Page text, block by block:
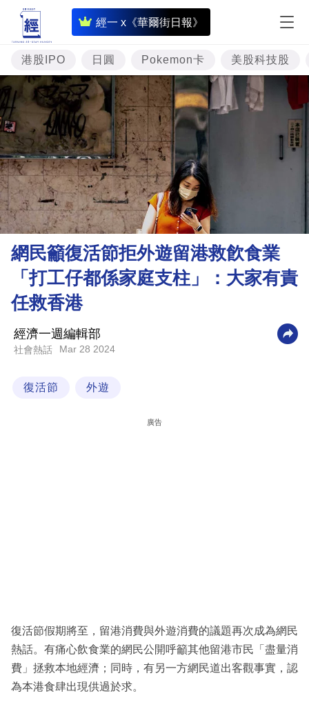
經一 x《華爾街日報》
即
時
財
經
專
題
投
資
樓
市
理
財
商
科
技
場
港股IPO 日圓 Pokemon卡 美股科技股
網民籲復活節拒外遊留港救飮食業
「打工仔都係家庭支柱」：大家有責
任救香港
經濟一週編輯部
社會熱話 Mar 28 2024
復活節 外遊
廣告
復活節假期將至，留港消費與外遊消費的議題再次成為網民
熱話。有痛心飲食業的網民公開呼籲其他留港市民「盡量消
費」拯救本地經濟；同時，有另一方網民道出客觀事實，認
為本港食肆出現供過於求。